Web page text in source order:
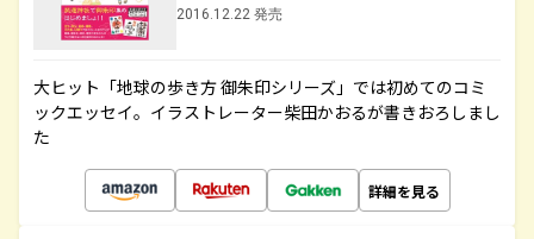
2016.12.22 発売
大ヒット「地球の歩き方 御朱印シリーズ」では初めてのコミ
ックエッセイ。イラストレーター柴田かおるが書きおろしまし
た
詳細を見る